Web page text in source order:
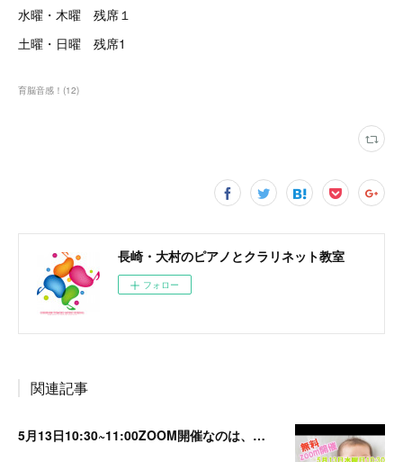
水曜・木曜 残席１
土曜・日曜 残席1
育脳音感！ (12)
長崎・大村のピアノとクラリネット教室
フォロー
関連記事
5月13日10:30~11:00ZOOM開催なのは、『楽しい育脳音感あそびの会』